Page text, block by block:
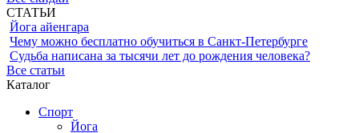
СТАТЬИ
Йога айенгара
Чему можно бесплатно обучиться в Санкт-Петербурге
Судьба написана за тысячи лет до рождения человека?
Все статьи
Каталог
Спорт
Йога